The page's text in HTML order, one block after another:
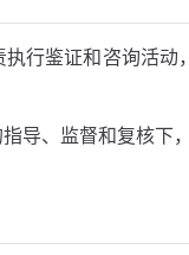
行鉴证和咨询活
导、监督和复核下